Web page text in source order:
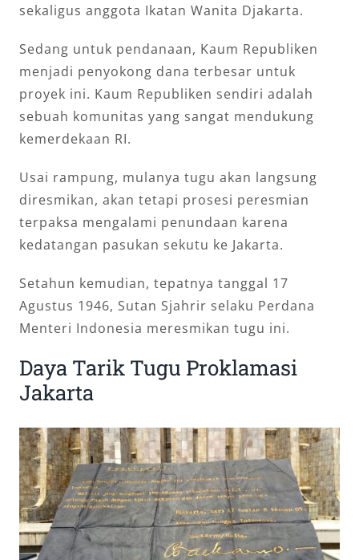
sekaligus anggota Ikatan Wanita Djakarta.
Sedang untuk pendanaan, Kaum Republiken
menjadi penyokong dana terbesar untuk
proyek ini. Kaum Republiken sendiri adalah
sebuah komunitas yang sangat mendukung
kemerdekaan RI.
Usai rampung, mulanya tugu akan langsung
diresmikan, akan tetapi prosesi peresmian
terpaksa mengalami penundaan karena
kedatangan pasukan sekutu ke Jakarta.
Setahun kemudian, tepatnya tanggal 17
Agustus 1946, Sutan Sjahrir selaku Perdana
Menteri Indonesia meresmikan tugu ini.
Daya Tarik Tugu Proklamasi
Jakarta